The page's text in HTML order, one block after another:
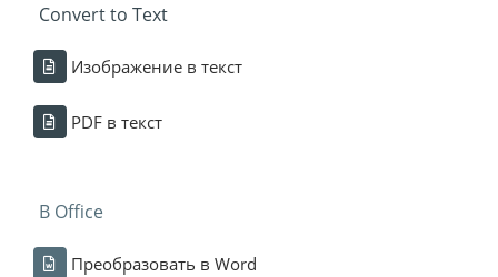
Convert to Text
Изображение в текст
PDF в текст
В Office
Преобразовать в Word